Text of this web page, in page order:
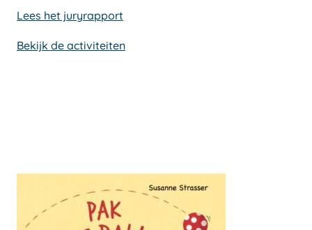
Lees het juryrapport
Bekijk de activiteiten